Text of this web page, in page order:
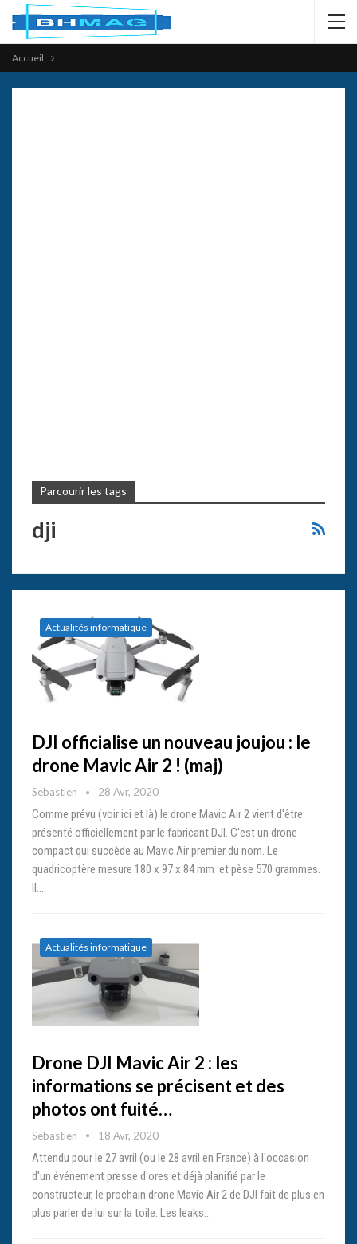
Accueil
Parcourir les tags
dji
Actualités informatique
DJI officialise un nouveau joujou : le
drone Mavic Air 2 ! (maj)
Sebastien 28 Avr, 2020
Comme prévu (voir ici et là) le drone Mavic Air 2 vient d'être
présenté officiellement par le fabricant DJI. C'est un drone
compact qui succède au Mavic Air premier du nom. Le
quadricoptère mesure 180 x 97 x 84 mm et pèse 570 grammes.
Il…
Actualités informatique
Drone DJI Mavic Air 2 : les
informations se précisent et des
photos ont fuité…
Sebastien 18 Avr, 2020
Attendu pour le 27 avril (ou le 28 avril en France) à l'occasion
d'un événement presse d'ores et déjà planifié par le
constructeur, le prochain drone Mavic Air 2 de DJI fait de plus en
plus parler de lui sur la toile. Les leaks…